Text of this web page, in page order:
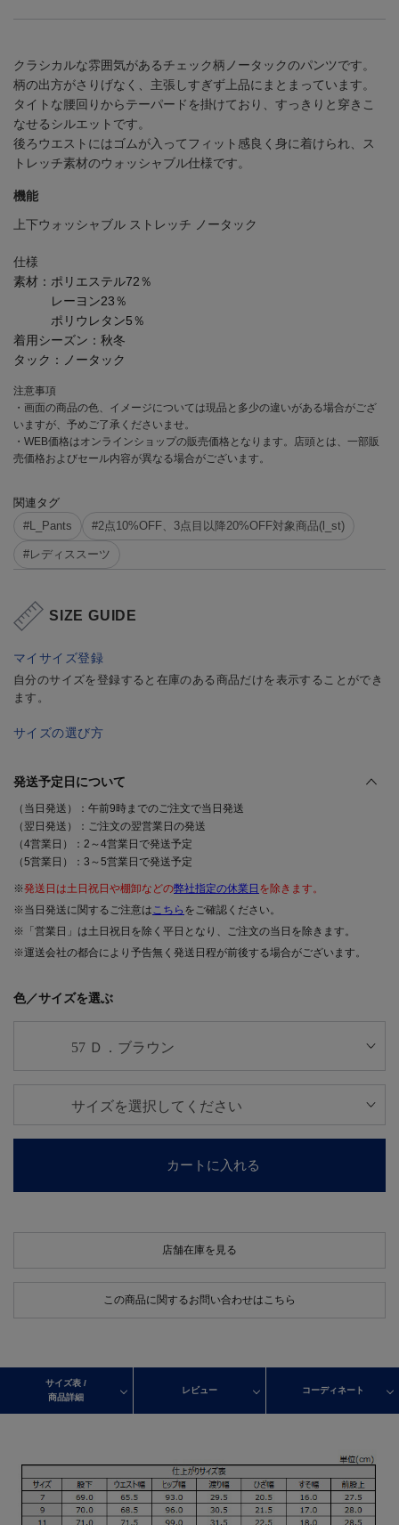
クラシカルな雰囲気があるチェック柄ノータックのパンツです。
柄の出方がさりげなく、主張しすぎず上品にまとまっています。
タイトな腰回りからテーパードを掛けており、すっきりと穿きこ
なせるシルエットです。
後ろウエストにはゴムが入ってフィット感良く身に着けられ、ス
トレッチ素材のウォッシャブル仕様です。
機能
上下ウォッシャブル ストレッチ ノータック
仕様
素材： ポリエステル72％
レーヨン23％
ポリウレタン5％
着用シーズン： 秋冬
タック：
ノータック
注意事項
・画面の商品の色、イメージについては現品と多少の違いがある場合がござ
いますが、予めご了承くださいませ。
・WEB価格はオンラインショップの販売価格となります。店頭とは、一部販
売価格およびセール内容が異なる場合がございます。
関連タグ
#L_Pants
#2点10%OFF、3点目以降20%OFF対象商品(l_st)
#レディススーツ
SIZE GUIDE
マイサイズ登録
自分のサイズを登録すると在庫のある商品だけを表示することができ
ます。
サイズの選び方
発送予定日について
（当日発送）：午前9時までのご注文で当日発送
（翌日発送）：ご注文の翌営業日の発送
（4営業日）：2～4営業日で発送予定
（5営業日）：3～5営業日で発送予定
※発送日は土日祝日や棚卸などの弊社指定の休業日 を除きます。
※当日発送に関するご注意はこちら をご確認ください。
※「営業日」は土日祝日を除く平日となり、ご注文の当日を除きます。
※運送会社の都合により予告無く発送日程が前後する場合がございます。
色／サイズを選ぶ
カートに入れる
店舗在庫を見る
この商品に関するお問い合わせはこちら
サイズ表 /
商品詳細
レビュー コーディネート